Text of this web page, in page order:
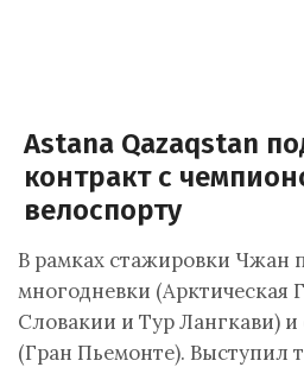
Astana Qazaqstan
контракт с
велоспорту
В рамках стажировки Чжан
многодневки (Арктическая
Словакии и Тур Лангкави)
(Гран Пьемонте). Выступил